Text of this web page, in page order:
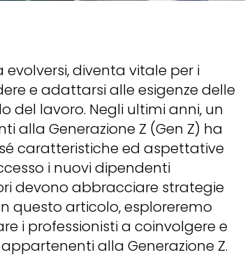
diventa vitale per i
e adattarsi alle esigenze delle
del lavoro. Negli ultimi anni, un
alla Generazione Z (Gen Z) ha
caratteristiche ed aspettative
i nuovi dipendenti
devono abbracciare strategie
questo articolo, esploreremo
i professionisti a coinvolgere e
alla Generazione Z.